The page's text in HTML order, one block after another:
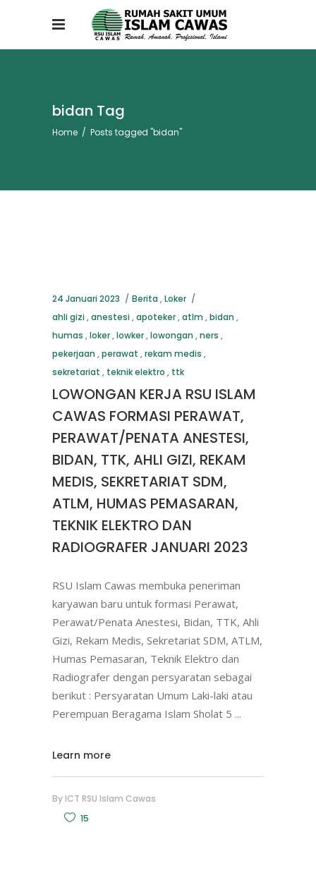
bidan Tag
Home / Posts tagged "bidan"
24 Januari 2023 Berita ,Loker
ahli gizi,anestesi,apoteker,atlm ,bidan ,
humas ,loker,lowker,lowongan ,ners ,
pekerjaan ,perawat ,rekam medis ,
sekretariat , teknik elektro , ttk
LOWONGAN KERJA RSU ISLAM
CAWAS FORMASI PERAWAT,
PERAWAT/PENATA ANESTESI,
BIDAN, TTK, AHLI GIZI, REKAM
MEDIS, SEKRETARIAT SDM,
ATLM, HUMAS PEMASARAN,
TEKNIK ELEKTRO DAN
RADIOGRAFER JANUARI 2023
RSU Islam Cawas membuka peneriman
karyawan baru untuk formasi Perawat,
Perawat/Penata Anestesi, Bidan, TTK, Ahli
Gizi, Rekam Medis, Sekretariat SDM, ATLM,
Humas Pemasaran, Teknik Elektro dan
Radiografer dengan persyaratan sebagai
berikut : Persyaratan Umum Laki-laki atau
Perempuan Beragama Islam Sholat 5
Learn more
By ICT RSU Islam Cawas
15